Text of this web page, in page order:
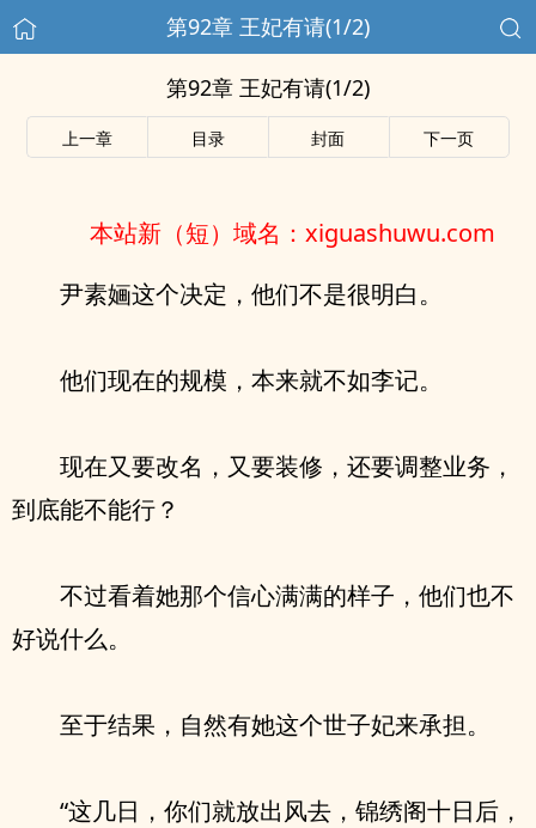
第92章 王妃有请(1/2)
第92章 王妃有请(1/2)
上一章 目录 封面 下一页
本站新（短）域名：xiguashuwu.com
尹素婳这个决定，他们不是很明白。
他们现在的规模，本来就不如李记。
现在又要改名，又要装修，还要调整业务，
到底能不能行？
不过看着她那个信心满满的样子，他们也不
好说什么。
至于结果，自然有她这个世子妃来承担。
“这几日，你们就放出风去，锦绣阁十日后，